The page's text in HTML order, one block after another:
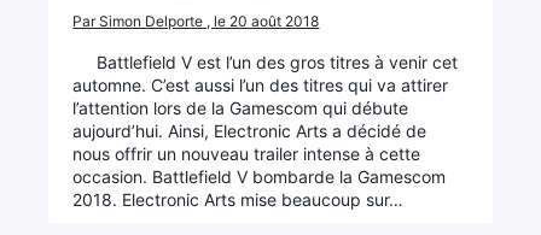
Par Simon Delporte , le 20 août 2018
Battlefield V est l’un des gros titres à venir cet
automne. C’est aussi l’un des titres qui va attirer
l’attention lors de la Gamescom qui débute
aujourd’hui. Ainsi, Electronic Arts a décidé de
nous offrir un nouveau trailer intense à cette
occasion. Battlefield V bombarde la Gamescom
2018. Electronic Arts mise beaucoup sur…